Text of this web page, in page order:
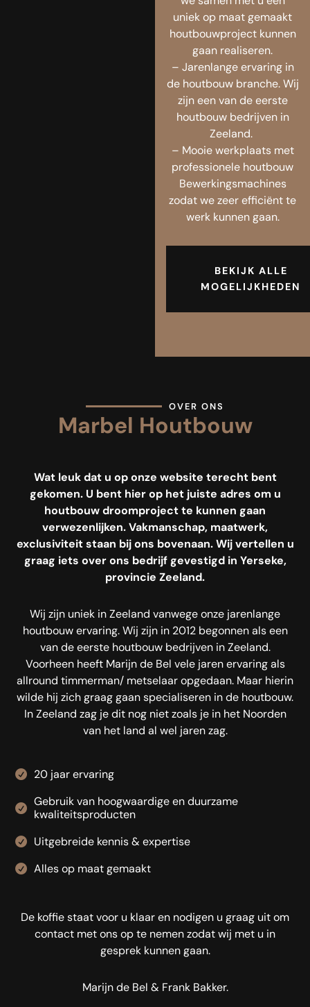
uniek op maat gemaakt
houtbouwproject kunnen
gaan realiseren.
– Jarenlange ervaring in
de houtbouw branche. Wij
zijn een van de eerste
houtbouw bedrijven in
Zeeland.
– Mooie werkplaats met
professionele houtbouw
Bewerkingsmachines
zodat we zeer efficiënt te
werk kunnen gaan.
BEKIJK ALLE
MOGELIJKHEDEN
OVER ONS
Marbel Houtbouw
Wat leuk dat u op onze website terecht bent
gekomen. U bent hier op het juiste adres om u
houtbouw droomproject te kunnen gaan
verwezenlijken. Vakmanschap, maatwerk,
exclusiviteit staan bij ons bovenaan. Wij vertellen u
graag iets over ons bedrijf gevestigd in Yerseke,
provincie Zeeland.
Wij zijn uniek in Zeeland vanwege onze jarenlange
houtbouw ervaring. Wij zijn in 2012 begonnen als een
van de eerste houtbouw bedrijven in Zeeland.
Voorheen heeft Marijn de Bel vele jaren ervaring als
allround timmerman/ metselaar opgedaan. Maar hierin
wilde hij zich graag gaan specialiseren in de houtbouw.
In Zeeland zag je dit nog niet zoals je in het Noorden
van het land al wel jaren zag.
20 jaar ervaring
Gebruik van hoogwaardige en duurzame
kwaliteitsproducten
Uitgebreide kennis & expertise
Alles op maat gemaakt
De koffie staat voor u klaar en nodigen u graag uit om
contact met ons op te nemen zodat wij met u in
gesprek kunnen gaan.
Marijn de Bel & Frank Bakker.